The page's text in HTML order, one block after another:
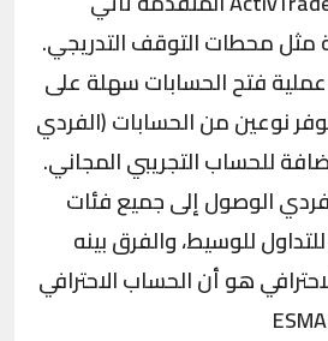
مثل محطات التوقف التدريجي.
فتح الحسابات سهلة على
نوعين من الحسابات (الفردي
للحساب التجريبي المجاني.
الوصول إلى جميع فئات
للوسيط، والفرق بينه
هو أن الحساب الاحترافي